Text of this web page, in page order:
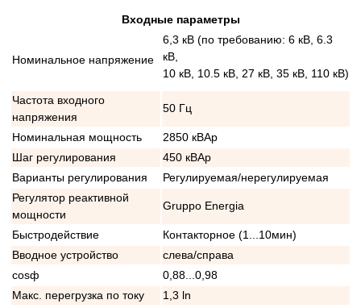
Входные параметры
Номинальное напряжение
6,3 кВ (по требованию: 6 кВ, 6.3
кВ,
10 кВ, 10.5 кВ, 27 кВ, 35 кВ, 110 кВ)
Частота входного
напряжения
50 Гц
Номинальная мощность
2850 кВАр
Шаг регулирования
450 кВАр
Варианты регулирования
Регулируемая/нерегулируемая
Регулятор реактивной
мощности
Gruppo Energia
Быстродействие
Контакторное (1...10мин)
Вводное устройство
слева/справа
cosф
0,88...0,98
Макс. перегрузка по току
1,3 ln